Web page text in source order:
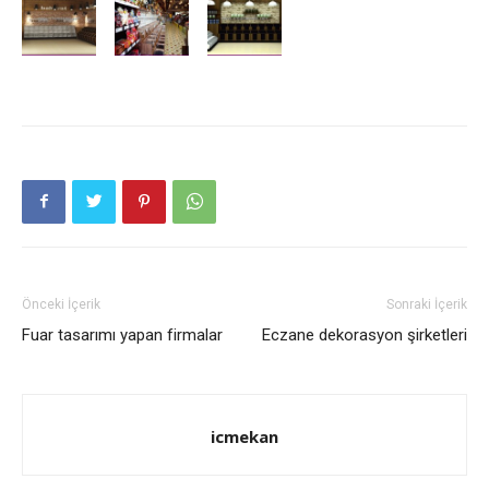
Önceki İçerik
Fuar tasarımı yapan firmalar
Sonraki İçerik
Eczane dekorasyon şirketleri
icmekan